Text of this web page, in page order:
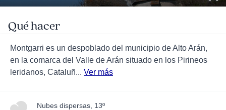
Qué hacer
Montgarri es un despoblado del municipio de Alto Arán,
en la comarca del Valle de Arán situado en los Pirineos
leridanos, Cataluñ... Ver más
nubes dispersas, 13º